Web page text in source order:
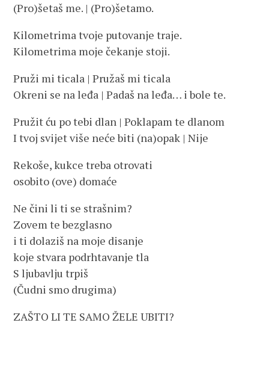
(Pro)šetaš me. | (Pro)šetamo.
Kilometrima tvoje putovanje traje.
Kilometrima moje čekanje stoji.
Pruži mi ticala | Pružaš mi ticala
Okreni se na leđa | Padaš na leđa… i bole te.
Pružit ću po tebi dlan | Poklapam te dlanom
I tvoj svijet više neće biti (na)opak | Nije
Rekoše, kukce treba otrovati
osobito (ove) domaće
Ne čini li ti se strašnim?
Zovem te bezglasno
i ti dolaziš na moje disanje
koje stvara podrhtavanje tla
S ljubavlju trpiš
(Čudni smo drugima)
ZAŠTO LI TE SAMO ŽELE UBITI?